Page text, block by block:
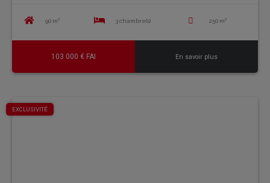
90 m² 3 chambre(s) 250 m²
103 000 € FAI En savoir plus
EXCLUSIVITÉ